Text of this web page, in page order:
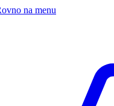
na menu